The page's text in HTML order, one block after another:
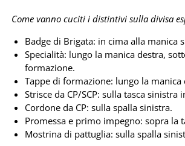
Come vanno cuciti i distintivi sulla divisa
Badge di Brigata: in cima alla manica
Specialità: lungo la manica destra,
formazione.
Tappe di formazione: lungo la manica
Strisce da CP/SCP: sulla tasca sinistra
Cordone da CP: sulla spalla sinistra.
Promessa e primo impegno: sopra la
Mostrina di pattuglia: sulla spalla